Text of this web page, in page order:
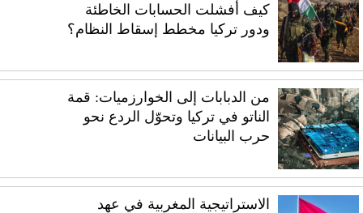
كيف أفشلت الحسابات الخاطئة
ودور تركيا مخطط إسقاط النظام؟
من الدبابات إلى الخوارزميات: قمة
الناتو في تركيا وتحوّل الردع نحو
حرب البيانات
الاستراتيجية المغربية في عهد